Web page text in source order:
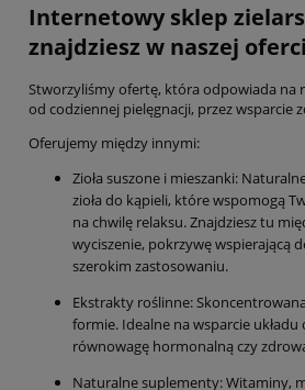
Internetowy sklep
znajdziesz w naszej
Stworzyliśmy ofertę, która odpowiada na
od codziennej pielęgnacji, przez wsparcie
Oferujemy między innymi:
Zioła suszone i mieszanki:
zioła do kąpieli, które wspomogą
na chwilę relaksu. Znajdziesz tu
wyciszenie, pokrzywę wspierającą
szerokim zastosowaniu.
Ekstrakty roślinne:
formie. Idealne na wsparcie
równowagę hormonalną czy
Naturalne suplementy: Witaminy,